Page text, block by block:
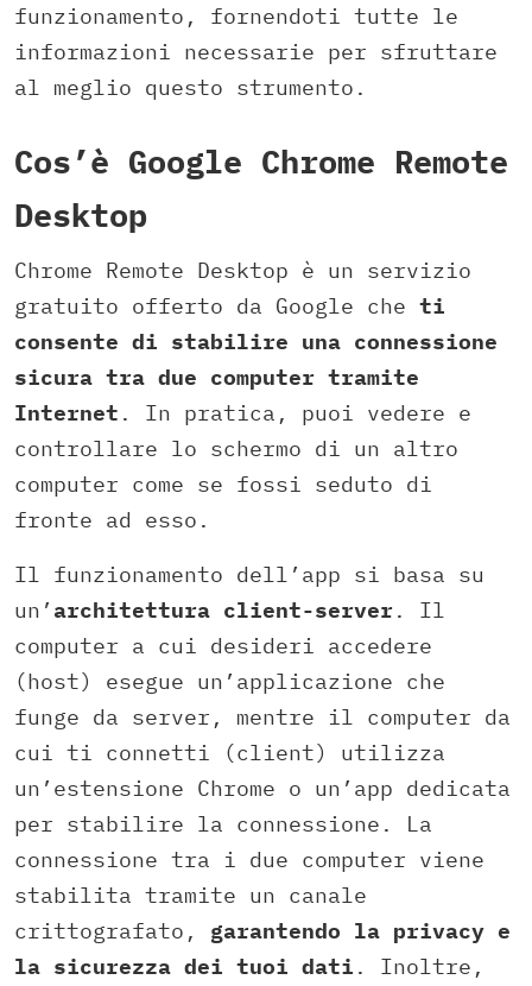
funzionamento, fornendoti tutte le
informazioni necessarie per sfruttare
al meglio questo strumento.
Cos’è Google Chrome Remote
Desktop
Chrome Remote Desktop è un servizio
gratuito offerto da Google che ti
consente di stabilire una connessione
sicura tra due computer tramite
Internet . In pratica, puoi vedere e
controllare lo schermo di un altro
computer come se fossi seduto di
fronte ad esso.
Il funzionamento dell’app si basa su
un’ architettura client-server . Il
computer a cui desideri accedere
(host) esegue un’applicazione che
funge da server, mentre il computer da
cui ti connetti (client) utilizza
un’estensione Chrome o un’app dedicata
per stabilire la connessione. La
connessione tra i due computer viene
stabilita tramite un canale
crittografato, garantendo la privacy e
la sicurezza dei tuoi dati . Inoltre,